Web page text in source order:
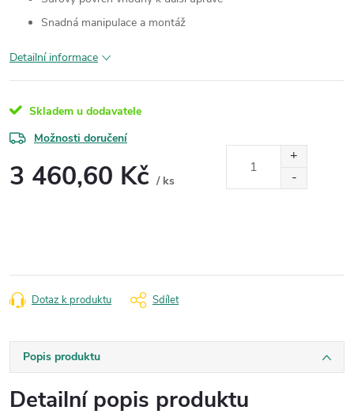
Snadná manipulace a montáž
Detailní informace
Skladem u dodavatele
Možnosti doručení
3 460,60 Kč / ks
Dotaz k produktu Sdílet
Popis produktu
Detailní popis produktu